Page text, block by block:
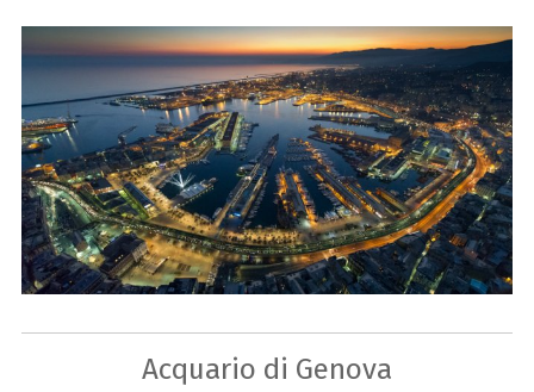
Acquario di Genova